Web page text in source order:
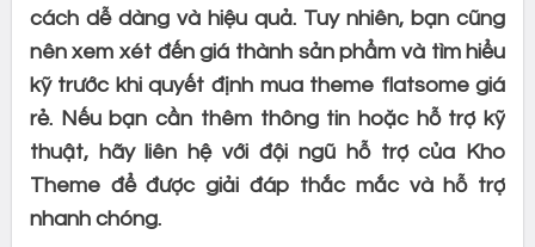
cách dễ dàng và hiệu quả. Tuy nhiên, bạn cũng
nên xem xét đến giá thành sản phẩm và tìm hiểu
kỹ trước khi quyết định mua theme flatsome giá
rẻ. Nếu bạn cần thêm thông tin hoặc hỗ trợ kỹ
thuật, hãy liên hệ với đội ngũ hỗ trợ của Kho
Theme để được giải đáp thắc mắc và hỗ trợ
nhanh chóng.